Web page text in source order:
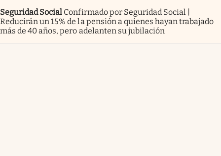
Seguridad Social Confirmado por Seguridad Social |
Reducirán un 15% de la pensión a quienes hayan trabajado
más de 40 años, pero adelanten su jubilación